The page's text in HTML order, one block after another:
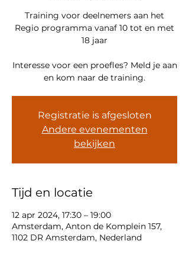
Training voor deelnemers aan het
Regio programma vanaf 10 tot en met
18 jaar
Interesse voor een proefles? Meld je aan
en kom naar de training.
Registratie is afgesloten
Andere evenementen
bekijken
Tijd en locatie
12 apr 2024, 17:30 – 19:00
Amsterdam, Anton de Komplein 157,
1102 DR Amsterdam, Nederland